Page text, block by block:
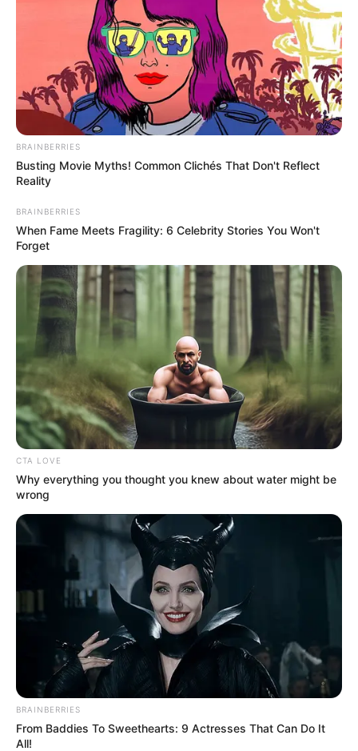
BRAINBERRIES
Busting Movie Myths! Common Clichés That Don't Reflect
Reality
BRAINBERRIES
When Fame Meets Fragility: 6 Celebrity Stories You Won't
Forget
CTA LOVE
Why everything you thought you knew about water might be
wrong
BRAINBERRIES
From Baddies To Sweethearts: 9 Actresses That Can Do It
All!